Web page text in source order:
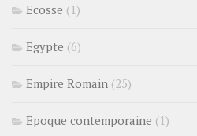
Ecosse (1)
Egypte (6)
Empire Romain (25)
Epoque contemporaine (1)